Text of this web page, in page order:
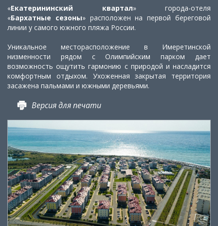
«Екатерининский квартал» города-отеля
«Бархатные сезоны» расположен на первой береговой
линии у самого южного пляжа России.
Уникальное месторасположение в Имеретинской
низменности рядом с Олимпийским парком дает
возможность ощутить гармонию с природой и насладится
комфортным отдыхом. Ухоженная закрытая территория
засажена пальмами и южными деревьями.
Версия для печати